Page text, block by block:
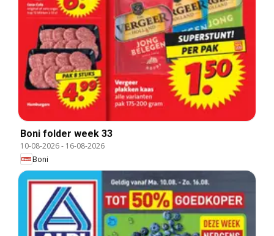
Boni folder week 33
10-08-2026- 16-08-2026
Boni